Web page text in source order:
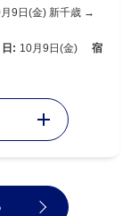
9日(金) 新千歳 →
: 10月9日(金)
宿